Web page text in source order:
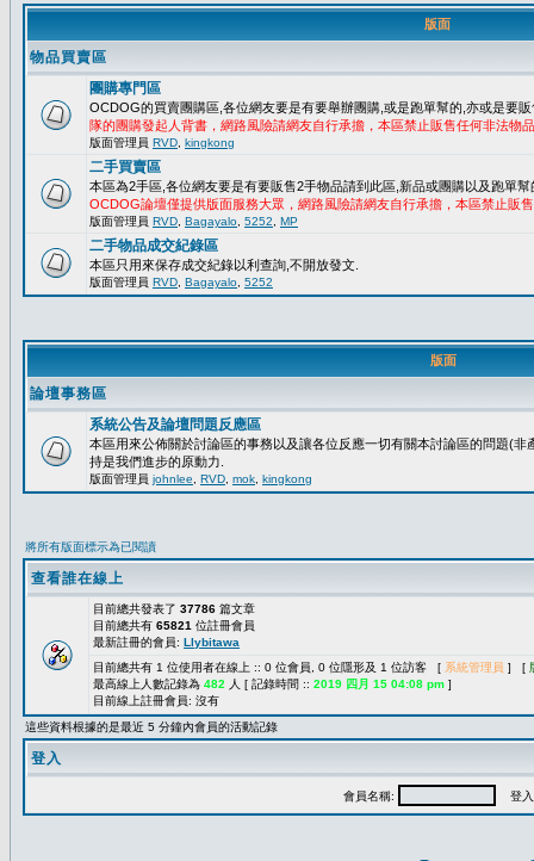
版面
物品買賣區
團購專門區
OCDOG的買賣團購區,各位網友要是有要舉辦團購,或是跑單幫的,亦或是要
隊的團購發起人背書，網路風險請網友自行承擔，本區禁止販售任何非法物
版面管理員 RVD kingkong
二手買賣區
本區為2手區,各位網友要是有要販售2手物品請到此區,新品或團購以及跑單
OCDOG論壇僅提供版面服務大眾，網路風險請網友自行承擔，本區禁止販
版面管理員 RVD Bagayalo 5252 MP
二手物品成交紀錄區
本區只用來保存成交紀錄以利查詢,不開放發文.
版面管理員 RVD Bagayalo 5252
版面
論壇事務區
系統公告及論壇問題反應區
本區用來公佈關於討論區的事務以及讓各位反應一切有關本討論區的問題(
持是我們進步的原動力.
版面管理員 johnlee RVD mok kingkong
將所有版面標示為已閱讀
查看誰在線上
目前總共發表了 37786 篇文章
目前總共有 65821 位註冊會員
最新註冊的會員: Llybitawa
目前總共有 1 位使用者在線上 :: 0 位會員, 0 位隱形及 1 位訪客 [ 系統管理員 ] [
最高線上人數記錄為 482 人 [ 記錄時間 :: 2019 四月 15 04:08 pm ]
目前線上註冊會員: 沒有
這些資料根據的是最近 5 分鐘內會員的活動記錄
登入
會員名稱: 登入